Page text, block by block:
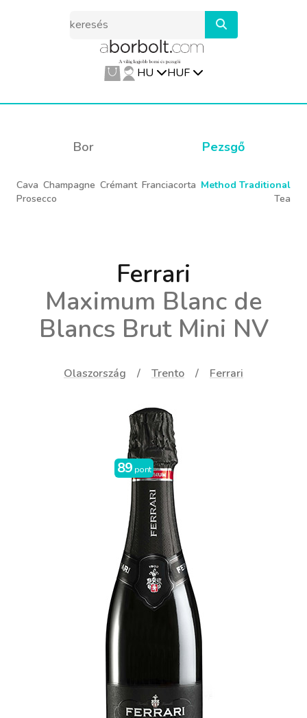
HU HUF
Bor Pezsgő
Cava Champagne Crémant Franciacorta Method Traditional
Prosecco
Tea
Ferrari
Maximum Blanc de
Blancs Brut Mini NV
Olaszország Trento Ferrari
89 pont